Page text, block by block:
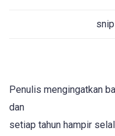
Penulis mengingatkan
dan
setiap tahun hampir